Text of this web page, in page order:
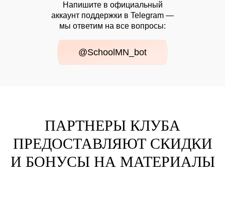
Напишите в официальный
аккаунт поддержки в Telegram —
мы ответим на все вопросы:
@SchoolMN_bot
ПАРТНЕРЫ КЛУБА
ПРЕДОСТАВЛЯЮТ СКИДКИ
И БОНУСЫ НА МАТЕРИАЛЫ